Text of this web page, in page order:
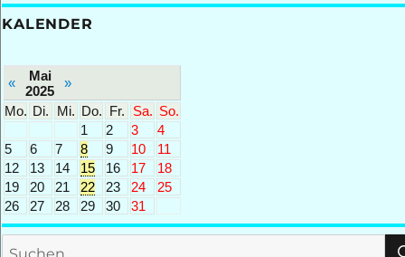
KALENDER
«
Mai
2025
»
Mo. Di. Mi. Do. Fr. Sa. So.
1
2 3
4
5
6 7 8 9 10
11
12
13 14 15 16 17
18
19
20 21 22 23 24
25
26
27 28 29 30 31
Suchen